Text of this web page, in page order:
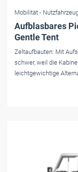
Mobilität -
Aufblasbares
Gentle Tent
Zeltaufbauten: Mit
schwer, weil die
leichtgewichtige